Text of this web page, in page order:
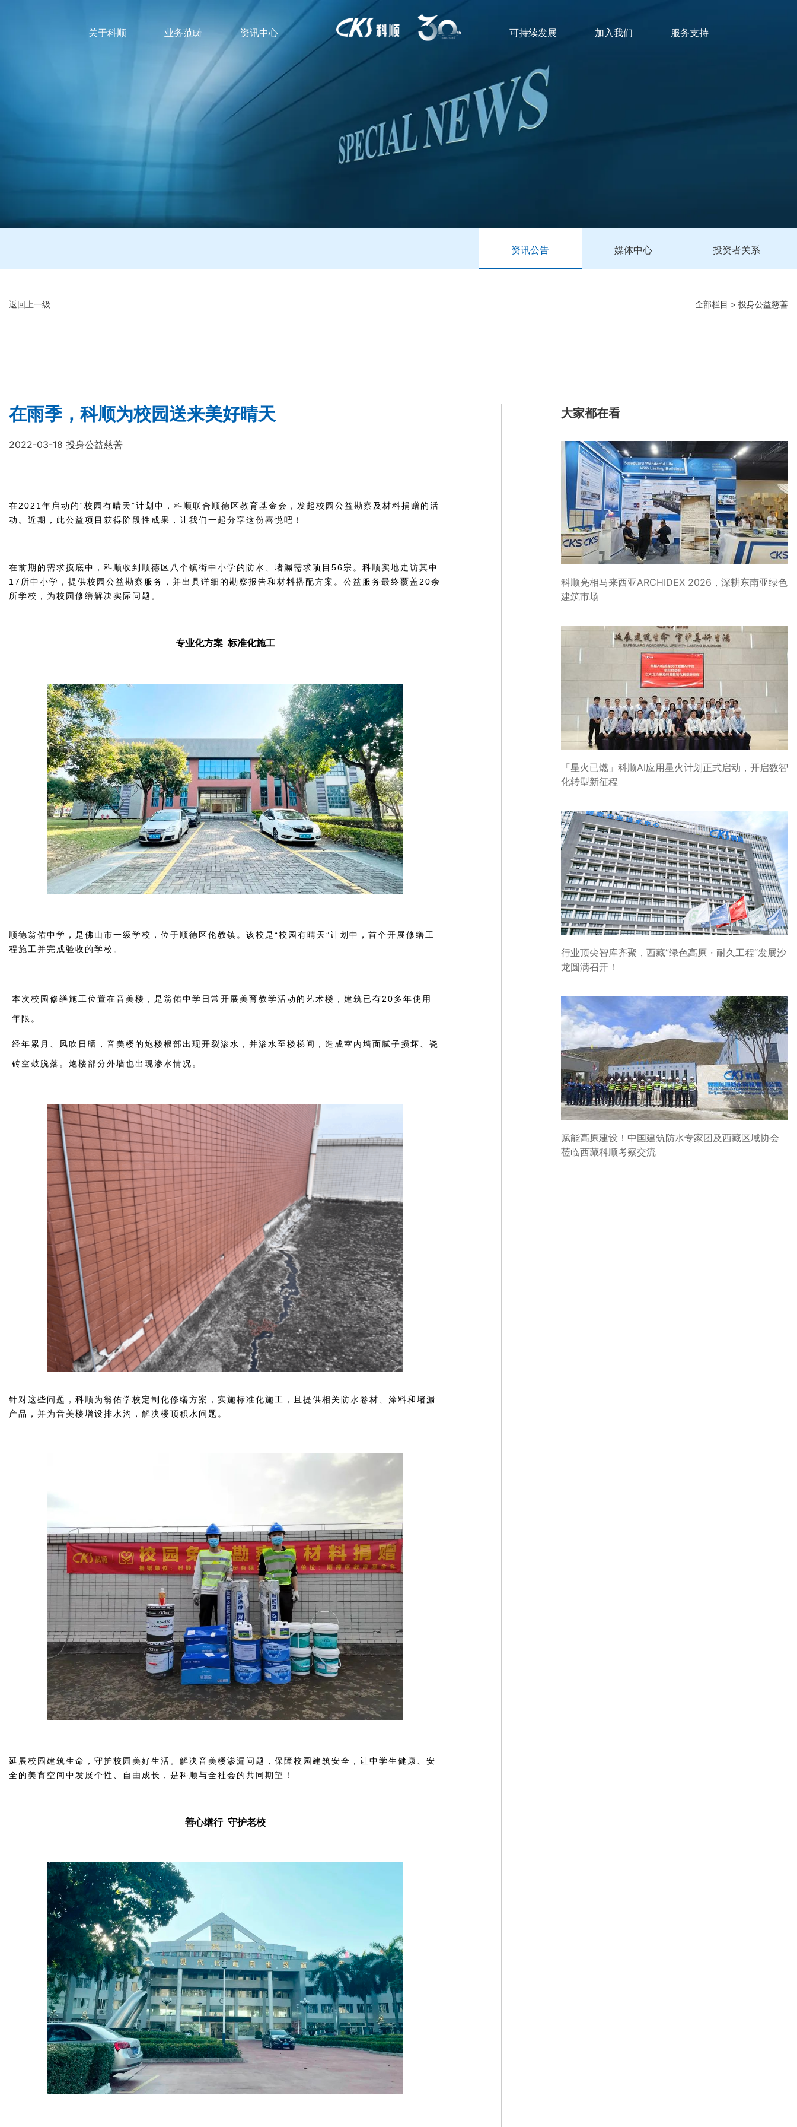
关于科顺 业务范畴 资讯中心 可持续发展 加入我们 服务支持
资讯公告 媒体中心 投资者关系
返回上一级 全部栏目 > 投身公益慈善
在雨季，科顺为校园送来美好晴天
2022-03-18 投身公益慈善
在2021年启动的“校园有晴天”计划中，科顺联合顺德区教育基金会，发起校园公益勘察及材料捐赠的活
动。近期，此公益项目获得阶段性成果，让我们一起分享这份喜悦吧！
在前期的需求摸底中，科顺收到顺德区八个镇街中小学的防水、堵漏需求项目56宗。科顺实地走访其中
17所中小学，提供校园公益勘察服务，并出具详细的勘察报告和材料搭配方案。公益服务最终覆盖20余
所学校，为校园修缮解决实际问题。
专业化方案 标准化施工
顺德翁佑中学，是佛山市一级学校，位于顺德区伦教镇。该校是“校园有晴天”计划中，首个开展修缮工
程施工并完成验收的学校 。
本次校园修缮施工位置在音美楼，是翁佑中学日常开展美育教学活动的艺术楼，建筑已有20多年使用
年限。
经年累月、风吹日晒，音美楼的炮楼根部出现开裂渗水，并渗水至楼梯间，造成室内墙面腻子损坏、瓷
砖空鼓脱落。炮楼部分外墙也出现渗水情况。
针对这些问题，科顺为翁佑学校定制化修缮方案，实施标准化施工，且提供相关防水卷材、涂料和堵漏
产品，并为音美楼增设排水沟，解决楼顶积水问题。
延展校园建筑生命，守护校园美好生活。解决音美楼渗漏问题，保障校园建筑安全，让中学生健康、安
全的美育空间中发展个性、自由成长，是科顺与全社会的共同期望！
善心缮行 守护老校
大家都在看
科顺亮相马来西亚ARCHIDEX 2026，深耕东南亚绿色
建筑市场
「星火已燃」科顺AI应用星火计划正式启动，开启数智
化转型新征程
行业顶尖智库齐聚，西藏”绿色高原・耐久工程“发展沙
龙圆满召开！
赋能高原建设！中国建筑防水专家团及西藏区域协会
莅临西藏科顺考察交流